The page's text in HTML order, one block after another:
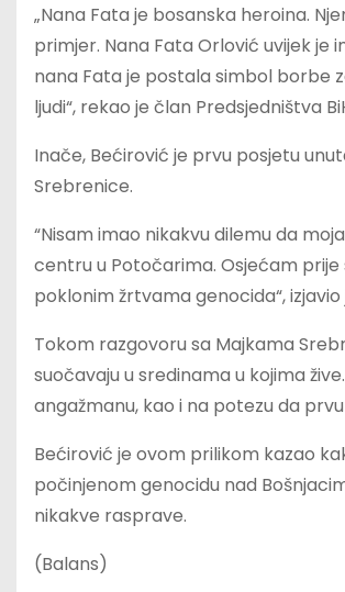
„Nana Fata je bosanska heroina.
primjer. Nana Fata Orlović uvijek je
nana Fata je postala simbol borbe
ljudi“, rekao je član Predsjedništva
Inače, Bećirović je prvu posjetu
Srebrenice.
“Nisam imao nikakvu dilemu da
centru u Potočarima. Osjećam prije
poklonim žrtvama genocida“, izjavio
Tokom razgovoru sa Majkama
suočavaju u sredinama u kojima
angažmanu, kao i na potezu da
Bećirović je ovom prilikom kazao
počinjenom genocidu nad
nikakve rasprave.
(Balans)